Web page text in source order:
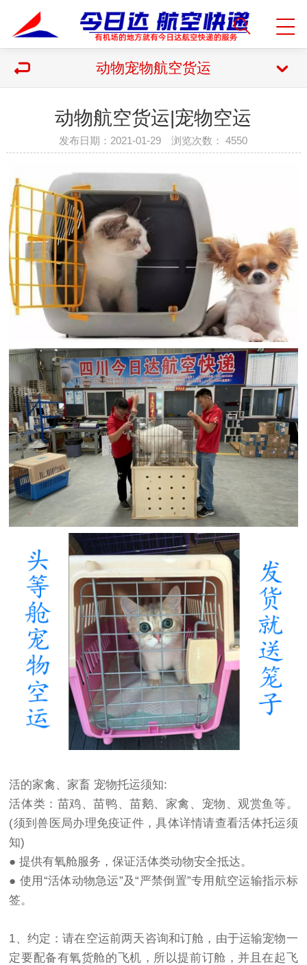
动物宠物航空货运
动物航空货运|宠物空运
发布日期：2021-01-29 浏览次数：4550
活的家禽、家畜 宠物托运须知:
活体类：苗鸡、苗鸭、苗鹅、家禽、宠物、观赏鱼等。
(须到兽医局办理免疫证件，具体详情请查看活体托运须
知)
● 提供有氧舱服务，保证活体类动物安全抵达。
● 使用“活体动物急运”及“严禁倒置”专用航空运输指示标
签。
1、约定：请在空运前两天咨询和订舱，由于运输宠物一
定要配备有氧货舱的飞机，所以提前订舱，并且在起飞